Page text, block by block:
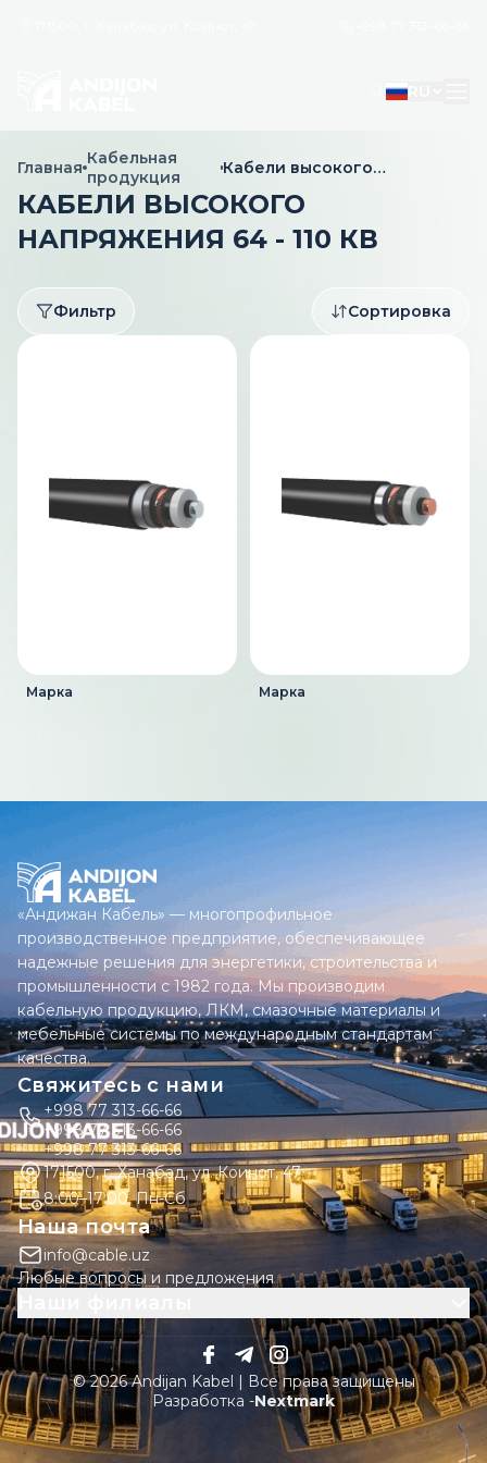
Главная Кабельная
продукция
Кабели высокого
КАБЕЛИ ВЫСОКОГО
НАПРЯЖЕНИЯ 64 - 110 КВ
Фильтр Сортировка
Марка Марка
«Андижан Кабель» — многопрофильное
производственное предприятие, обеспечивающее
надежные решения для энергетики, строительства и
промышленности с 1982 года. Мы производим
кабельную продукцию, ЛКМ, смазочные материалы и
мебельные системы по международным стандартам
качества.
Свяжитесь с нами
+998 77 313-66-66
+998 77 313-66-66
+998 77 313-66-66
171500, г. Ханабад, ул. Коинот, 47
8:00–17:00, Пн-Сб
Наша почта
info@cable.uz
Любые вопросы и предложения
© 2026 Andijan Kabel | Все права защищены
Разработка -Nextmark